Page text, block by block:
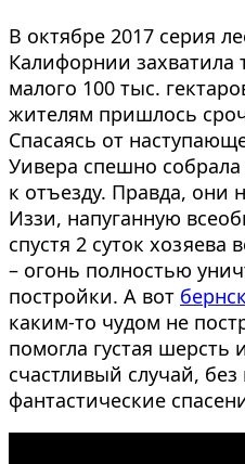
В октябре 2017 серия
Калифорнии захватила
малого 100 тыс.
жителям пришлось
Спасаясь от
Уивера спешно
к отъезду. Правда, они
Иззи, напуганную
спустя 2 суток
– огонь полностью
постройки. А вот
каким-то чудом не
помогла густая шерсть
счастливый случай,
фантастические